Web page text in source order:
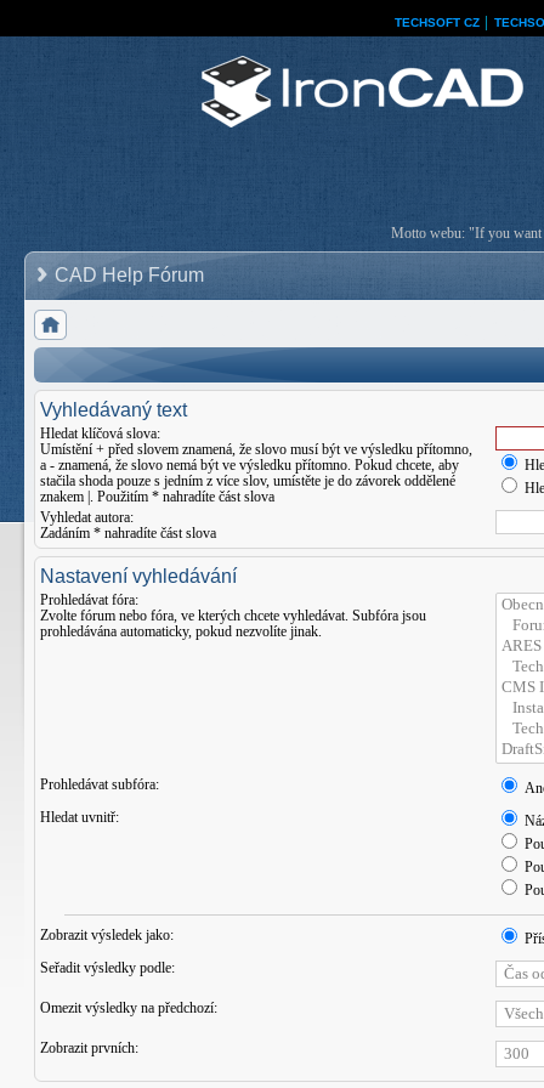
TECHSOFT CZ
Motto webu: "If you want
CAD Help Fórum
Vyhledávaný text
Hledat klíčová slova:
Umístění + před slovem znamená, že slovo musí být ve výsledku přítomno,
a - znamená, že slovo nemá být ve výsledku přítomno. Pokud chcete, aby
stačila shoda pouze s jedním z více slov, umístěte je do závorek oddělené
znakem . Použitím * nahradíte část slova
Vyhledat autora:
Zadáním * nahradíte část slova
Nastavení vyhledávání
Prohledávat fóra:
Zvolte fórum nebo fóra, ve kterých chcete vyhledávat. Subfóra jsou
prohledávána automaticky, pokud nezvolíte jinak.
Prohledávat subfóra:
Hledat uvnitř:
Zobrazit výsledek jako:
Seřadit výsledky podle:
Omezit výsledky na předchozí:
Zobrazit prvních: